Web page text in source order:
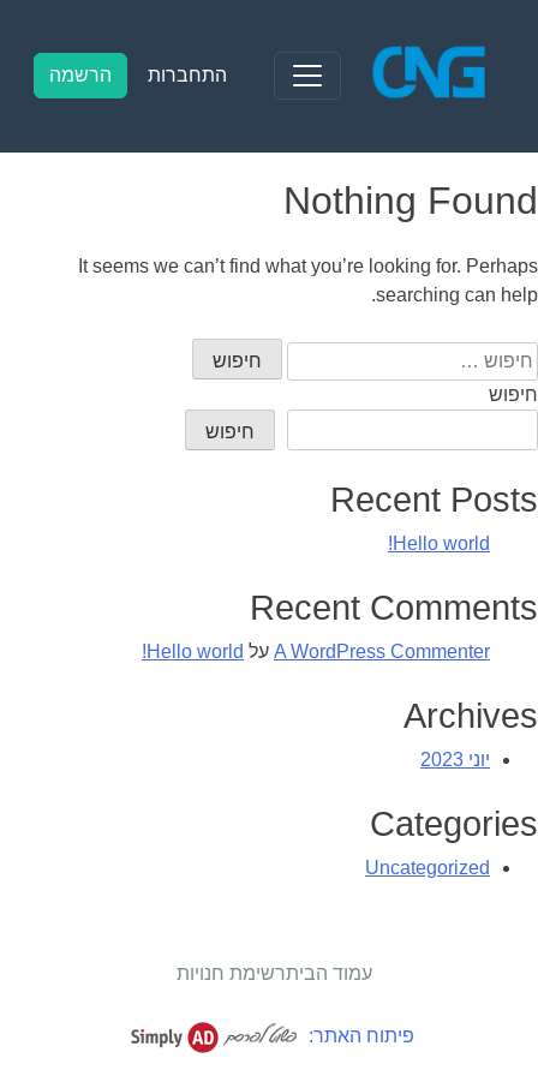
content
התחברות הרשמה
Nothing Found
It seems we can’t find what you’re looking for. Perhaps
searching can help.
חיפוש:
חיפוש
חיפוש
Recent Posts
Hello world!
Recent Comments
A WordPress Commenter על Hello world!
Archives
יוני 2023
Categories
Uncategorized
עמוד הביתרשימת חנויות
פיתוח האתר: